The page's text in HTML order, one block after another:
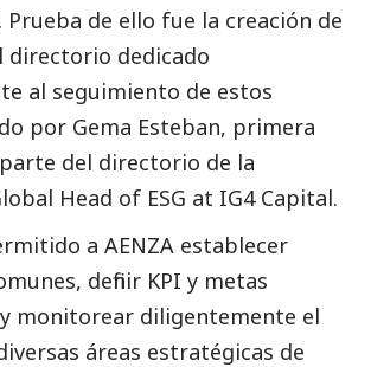
Prueba de ello fue la creación de
directorio dedicado
al seguimiento de estos
por Gema Esteban, primera
del directorio de la
Head of ESG at IG4 Capital.
a AENZA establecer
definir KPI y metas
monitorear diligentemente el
áreas estratégicas de